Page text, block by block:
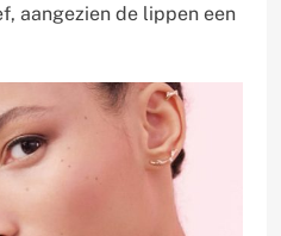
aangezien de lippen een